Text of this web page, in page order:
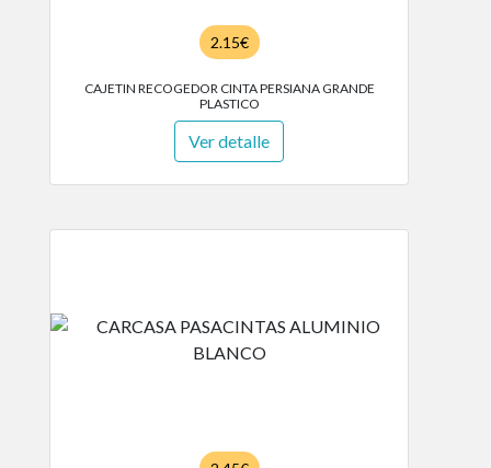
2.15€
CAJETIN RECOGEDOR CINTA PERSIANA GRANDE
PLASTICO
Ver detalle